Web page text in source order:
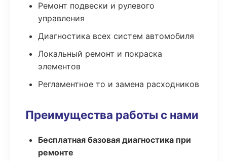
Ремонт подвески и рулевого
управления
Диагностика всех систем автомобиля
Локальный ремонт и покраска
элементов
Регламентное то и замена расходников
Преимущества работы с нами
Бесплатная базовая диагностика при
ремонте